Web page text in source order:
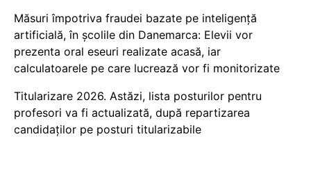
Măsuri împotriva fraudei bazate pe inteligență
artificială, în școlile din Danemarca: Elevii vor
prezenta oral eseuri realizate acasă, iar
calculatoarele pe care lucrează vor fi monitorizate
Titularizare 2026. Astăzi, lista posturilor pentru
profesori va fi actualizată, după repartizarea
candidaților pe posturi titularizabile